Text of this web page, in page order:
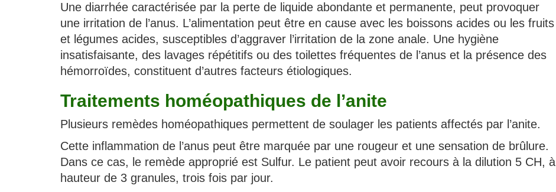
Une diarrhée caractérisée par la perte de liquide abondante et permanente, peut provoquer
une irritation de l’anus. L’alimentation peut être en cause avec les boissons acides ou les fruits
et légumes acides, susceptibles d’aggraver l’irritation de la zone anale. Une hygiène
insatisfaisante, des lavages répétitifs ou des toilettes fréquentes de l’anus et la présence des
hémorroïdes, constituent d’autres facteurs étiologiques.
Traitements homéopathiques de l’anite
Plusieurs remèdes homéopathiques permettent de soulager les patients affectés par l’anite.
Cette inflammation de l’anus peut être marquée par une rougeur et une sensation de brûlure.
Dans ce cas, le remède approprié est Sulfur. Le patient peut avoir recours à la dilution 5 CH, à
hauteur de 3 granules, trois fois par jour.